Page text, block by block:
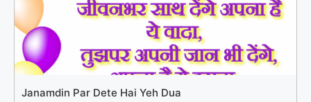
Janamdin Par Dete Hai Yeh Dua